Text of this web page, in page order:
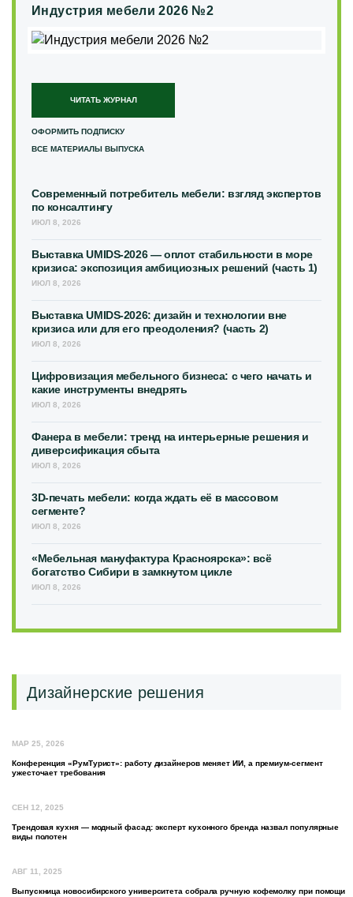
Индустрия мебели 2026 №2
ЧИТАТЬ ЖУРНАЛ
ОФОРМИТЬ ПОДПИСКУ
ВСЕ МАТЕРИАЛЫ ВЫПУСКА
Современный потребитель мебели: взгляд экспертов
по консалтингу
ИЮЛ 8, 2026
Выставка UMIDS-2026 — оплот стабильности в море
кризиса: экспозиция амбициозных решений (часть 1)
ИЮЛ 8, 2026
Выставка UMIDS-2026: дизайн и технологии вне
кризиса или для его преодоления? (часть 2)
ИЮЛ 8, 2026
Цифровизация мебельного бизнеса: с чего начать и
какие инструменты внедрять
ИЮЛ 8, 2026
Фанера в мебели: тренд на интерьерные решения и
диверсификация сбыта
ИЮЛ 8, 2026
3D-печать мебели: когда ждать её в массовом
сегменте?
ИЮЛ 8, 2026
«Мебельная мануфактура Красноярска»: всё
богатство Сибири в замкнутом цикле
ИЮЛ 8, 2026
Дизайнерские решения
МАР 25, 2026
Конференция «РумТурист»: работу дизайнеров меняет ИИ, а премиум-сегмент
ужесточает требования
СЕН 12, 2025
Трендовая кухня — модный фасад: эксперт кухонного бренда назвал популярные
виды полотен
АВГ 11, 2025
Выпускница новосибирского университета собрала ручную кофемолку при помощи